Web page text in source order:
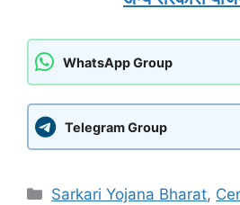
WhatsApp Group
Telegram Group
Categories
Sarkari Yojana Bharat,